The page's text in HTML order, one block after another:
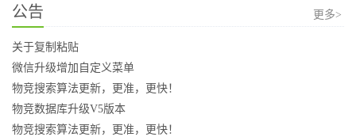
公告 更多>
关于复制粘贴
微信升级增加自定义菜单
物竞搜索算法更新，更准，更快！
物竞数据库升级V5版本
物竞搜索算法更新，更准，更快！